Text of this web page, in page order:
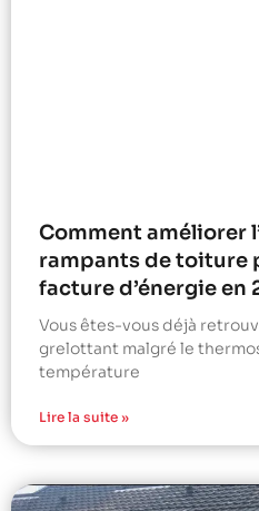
Comment améliorer
rampants de toiture
facture d’énergie en
Vous êtes-vous déjà
grelottant malgré le
température
Lire la suite »